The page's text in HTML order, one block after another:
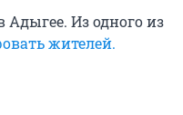
Из одного из
жителей.